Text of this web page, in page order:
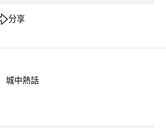
分享
城中熱話